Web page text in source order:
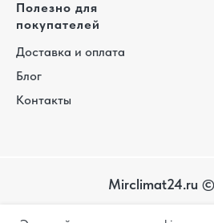
Полезно для
покупателей
Доставка и оплата
Блог
Контакты
Mirclimat24.ru